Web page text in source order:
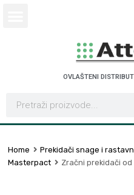
OVLAŠTENI
Home Prekidači snage i
Masterpact
Zračni prekidači